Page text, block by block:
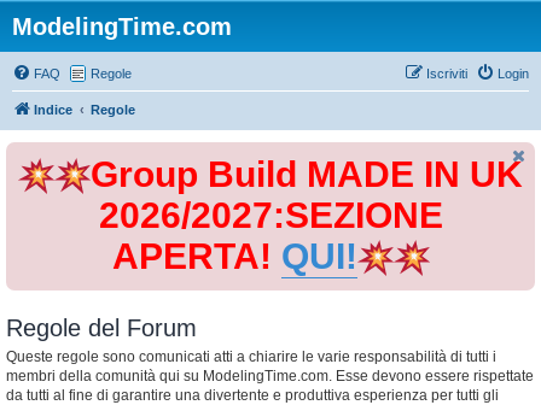
ModelingTime.com
FAQ Regole Login
Iscriviti
Indice Regole
Group Build MADE IN UK
2026/2027:SEZIONE
APERTA! QUI!
Regole del Forum
Queste regole sono comunicati atti a chiarire le varie responsabilità di tutti i
membri della comunità qui su ModelingTime.com. Esse devono essere rispettate
da tutti al fine di garantire una divertente e produttiva esperienza per tutti gli